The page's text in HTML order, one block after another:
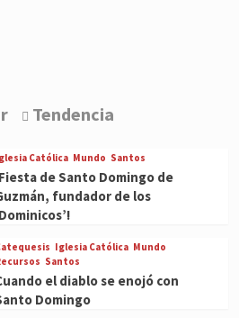
Tendencia
Católica Mundo Santos
de Santo Domingo de
fundador de los
Iglesia Católica Mundo
Santos
el diablo se enojó con
Domingo